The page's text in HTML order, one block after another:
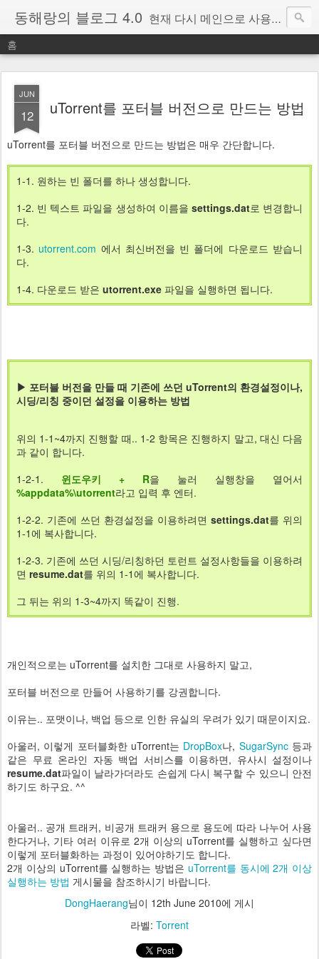
동해랑의 블로그 4.0 현재 다시 메인으로 사용중인 블로그.
홈
JUN
12 uTorrent를 포터블 버전으로 만드는 방법
uTorrent를 포터블 버전으로 만드는 방법은 매우 간단합니다.
1-1. 원하는 빈 폴더를 하나 생성합니다.
1-2. 빈 텍스트 파일을 생성하여 이름을 settings.dat로 변경합니
다.
1-3. utorrent.com 에서 최신버전을 빈 폴더에 다운로드 받습니
다.
1-4. 다운로드 받은 utorrent.exe 파일을 실행하면 됩니다.
▶ 포터블 버전을 만들 때 기존에 쓰던 uTorrent의 환경설정이나,
시딩/리칭 중이던 설정을 이용하는 방법
위의 1-1~4까지 진행할 때.. 1-2 항목은 진행하지 말고, 대신 다음
과 같이 합니다.
1-2-1. 윈도우키 + R을 눌러 실행창을 열어서
%appdata%\utorrent라고 입력 후 엔터.
1-2-2. 기존에 쓰던 환경설정을 이용하려면 settings.dat를 위의
1-1에 복사합니다.
1-2-3. 기존에 쓰던 시딩/리칭하던 토런트 설정사항들을 이용하려
면 resume.dat를 위의 1-1에 복사합니다.
그 뒤는 위의 1-3~4까지 똑같이 진행.
개인적으로는 uTorrent를 설치한 그대로 사용하지 말고,
포터블 버전으로 만들어 사용하기를 강권합니다.
이유는.. 포맷이나, 백업 등으로 인한 유실의 우려가 있기 때문이지요.
아울러, 이렇게 포터블화한 uTorrent는 DropBox나, SugarSync등과
같은 무료 온라인 자동 백업 서비스를 이용하면, 유사시 설정이나
resume.dat파일이 날라가더라도 손쉽게 다시 복구할 수 있으니 안전
하기도 하구요. ^^
아울러.. 공개 트래커, 비공개 트래커 용으로 용도에 따라 나누어 사용
한다거나, 기타 여러 이유로 2개 이상의 uTorrent를 실행하고 싶다면
이렇게 포터블화하는 과정이 있어야하기도 합니다.
2개 이상의 uTorrent를 실행하는 방법은 uTorrent를 동시에 2개 이상
실행하는 방법 게시물을 참조하시기 바랍니다.
DongHaerang님이 12th June 2010에 게시
라벨: Torrent